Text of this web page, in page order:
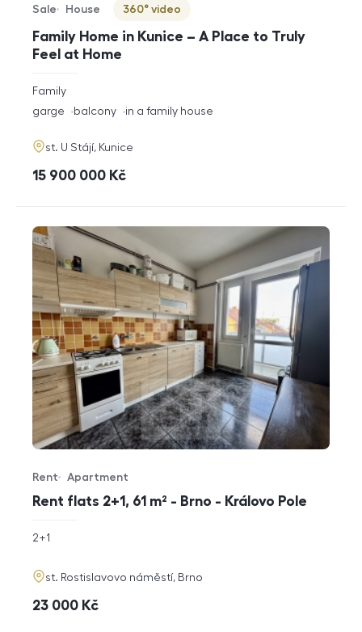
Family Home in Kunice – A Place to Truly
Feel at Home
Offer type
Sale
Property type
House
Virtuální prohlídka
360° video
rozměry
disposition
Family
funkce
garge balcony in a family house
adresa
st. U Stájí, Kunice
cena
15 900 000 Kč
Rent flats 2+1, 61 m² - Brno - Královo Pole
Offer type
Rent
Property type
Apartment
rozměry
2+1
adresa
st. Rostislavovo náměstí, Brno
cena
23 000 Kč